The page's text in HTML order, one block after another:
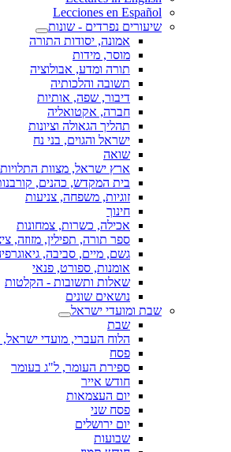
Lecciones en Español
שיעורים נפרדים - שונות
אמונה, יסודות התורה
מוסר, מידות
תורה ומדע, אבולוציה
תשובה והלכותיה
דיבור, שפה, אותיות
חברה, אקטואליה
תהליך הגאולה וציונות
ישראל והגוים, בני נח
שואה
ארץ ישראל, מצוות
בית המקדש, כהנים,
זוגיות, משפחה, צניעות
חינוך
אכילה, כשרות, צמחונות
ספר תורה, תפילין, מזוזה,
גשם, מיים, סביבה,
אומנות, ספורט, פנאי
שאלות ותשובות - הקלטות
נושאים שונים
שבת ומועדי ישראל
שבת
הלוח העברי, מועדי
פסח
ספירת העומר, ל"ג בעומר
חודש אייר
יום העצמאות
פסח שני
יום ירושלים
שבועות